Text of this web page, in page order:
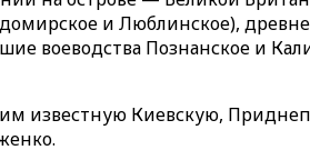
и Люблинское),
воеводства Познанское и
известную Киевскую,